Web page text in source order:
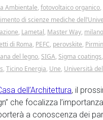
Ambientale, fotovoltaico organico,
di scienze mediche
, Lametal, Master Way, milano
di Roma, PEFC, perovskite,
del legno, SIGA, Sigma coatings,
, Ticino Energia, Une, Università
dell’Architettura, il
che focalizza
a conoscenza dei